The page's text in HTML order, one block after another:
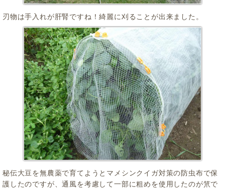
刃物は手入れが肝腎ですね！綺麗に刈ることが出来ました。
秘伝大豆を無農薬で育てようとマメシンクイガ対策の防虫布で保
護したのですが、通風を考慮して一部に粗めを使用したのが笊で